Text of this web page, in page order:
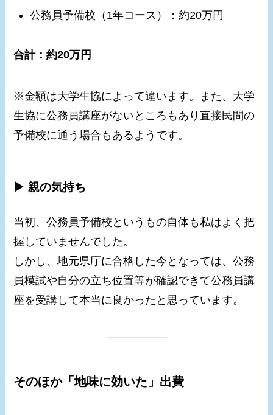
公務員予備校（1年コース）：約20万円
合計：約20万円
※金額は大学生協によって違います。また、大学
生協に公務員講座がないところもあり直接民間の
予備校に通う場合もあるようです。
▶ 親の気持ち
当初、公務員予備校というもの自体も私はよく把
握していませんでした。
しかし、地元県庁に合格した今となっては、公務
員模試や自分の立ち位置等が確認できて公務員講
座を受講して本当に良かったと思っています。
そのほか「地味に効いた」出費